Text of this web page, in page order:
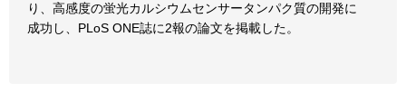
り、高感度の蛍光カルシウムセンサータンパク質の開発に
成功し、PLoS ONE誌に2報の論文を掲載した。